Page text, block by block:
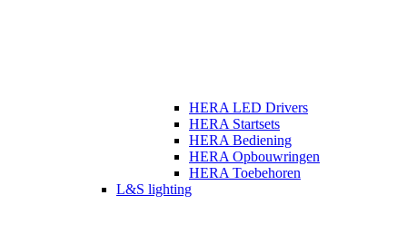
HERA LED Drivers
HERA Startsets
HERA Bediening
HERA Opbouwringen
HERA Toebehoren
L&S lighting